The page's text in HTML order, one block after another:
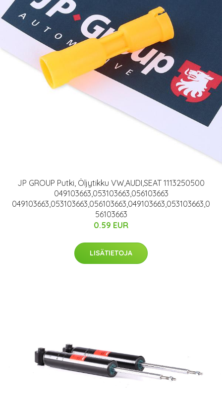
JP GROUP Putki, Öljytikku VW,AUDI,SEAT 1113250500
049103663,053103663,056103663
049103663,053103663,056103663,049103663,053103663,0
56103663
0.59 EUR
LISÄTIETOJA